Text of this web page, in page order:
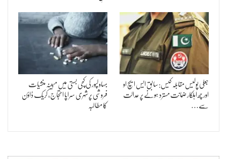
جعلی پولیس مقابلہ کیس: سابق ایس ایچ او
اور چھ اہلکار ضمانت مسترد ہونے پر عدالت
سے…
بہاولپور کی کچی بستی میں مبینہ منشیات
فروشی پر شہری سراپا احتجاج، کریک ڈاؤن
کا مطالبہ